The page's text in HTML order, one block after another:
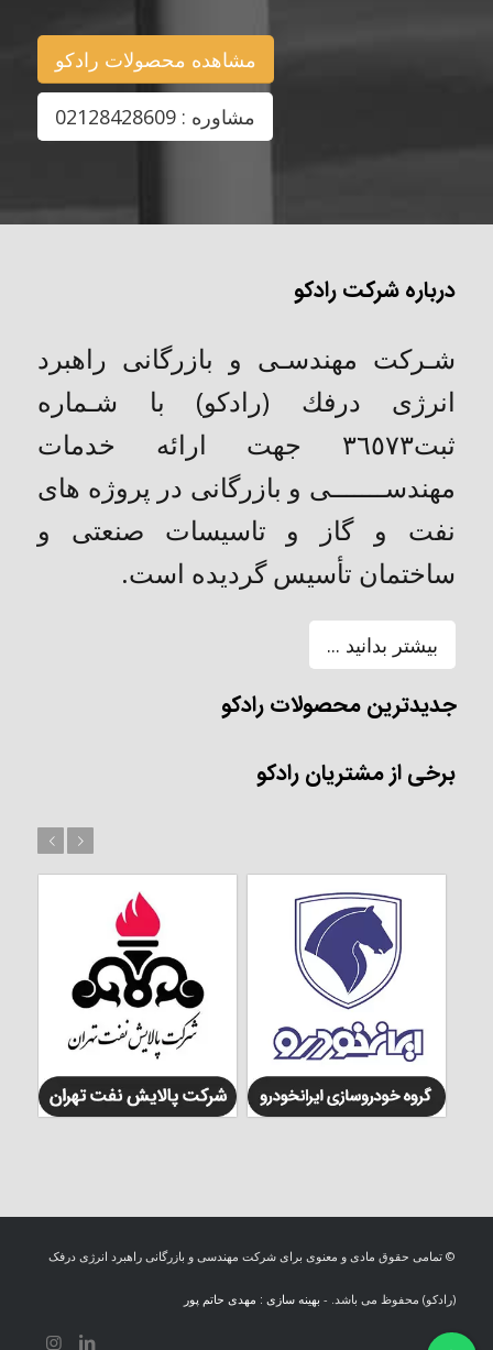
مشاهده محصولات رادکو
مشاوره : 02128428609
درباره شرکت رادکو
شـركت مهندسـی و بازرگانی راهبرد
انرژی درفك (رادکو) با شـماره
ثبت٣٦٥٧٣ جهت ارائه خدمات
مهندســـــــی و بازرگانی در پروژه های
نفت و گاز و تاسیسات صنعتی و
ساختمان تأسیس گردیده است.
بیشتر بدانید ...
جدیدترین محصولات رادکو
برخی از مشتریان رادکو
© تمامی حقوق مادی و معنوی برای شرکت مهندسی و بازرگانی راهبرد انرژی درفک
(رادکو) محفوظ می باشد. - بهینه سازی : مهدی حاتم پور